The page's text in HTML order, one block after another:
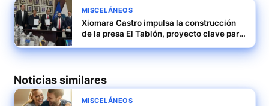
MISCELÁNEOS
Xiomara Castro impulsa la construcción
de la presa El Tablón, proyecto clave para
Noticias similares
MISCELÁNEOS